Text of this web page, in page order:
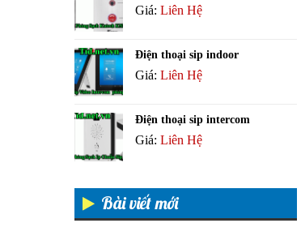
Giá: Liên Hệ
Điện thoại sip indoor
Giá: Liên Hệ
Điện thoại sip intercom
Giá: Liên Hệ
Bài viết mới